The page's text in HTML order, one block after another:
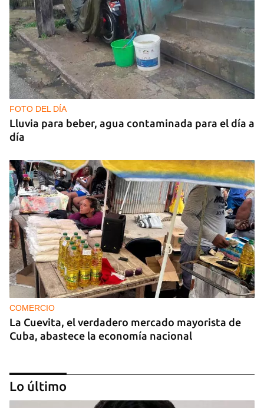
FOTO DEL DÍA
Lluvia para beber, agua contaminada para el día a
día
COMERCIO
La Cuevita, el verdadero mercado mayorista de
Cuba, abastece la economía nacional
Lo último